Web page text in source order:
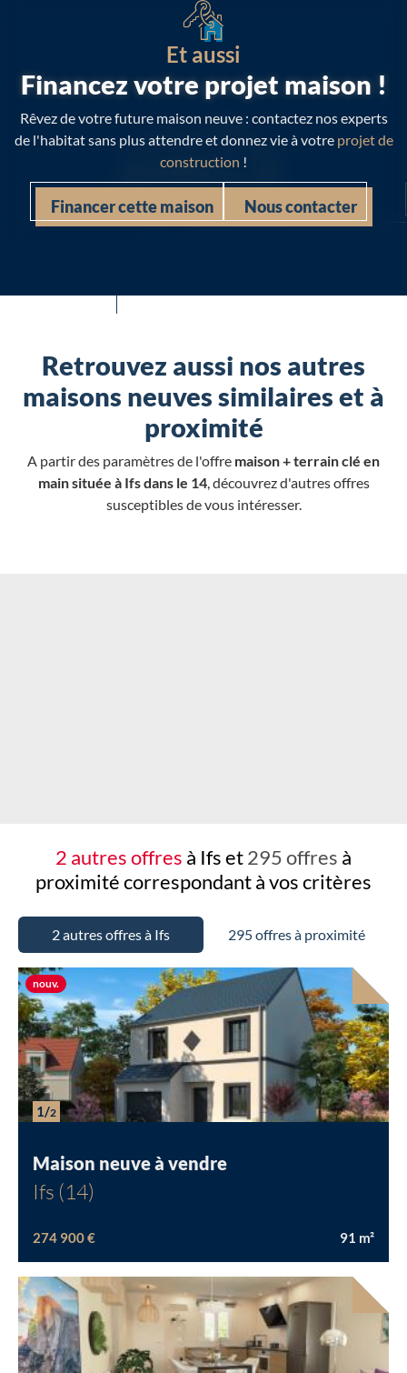
Et aussi
Financez votre projet maison !
Rêvez de votre future maison neuve : contactez nos experts
de l'habitat sans plus attendre et donnez vie à votre projet de
construction !
Financer cette maison Nous contacter
Retrouvez aussi nos autres
maisons neuves similaires et à
proximité
A partir des paramètres de l'offre maison + terrain clé en
main située à Ifs dans le 14, découvrez d'autres offres
susceptibles de vous intéresser.
2 autres offres à Ifs et295 offres à
proximitécorrespondant à vos critères
2 autres offres à Ifs 295 offres à proximité
1/2
Maison neuve à vendre
Ifs (14)
274 900 € 91 m²
nouv.Nouvelle offre